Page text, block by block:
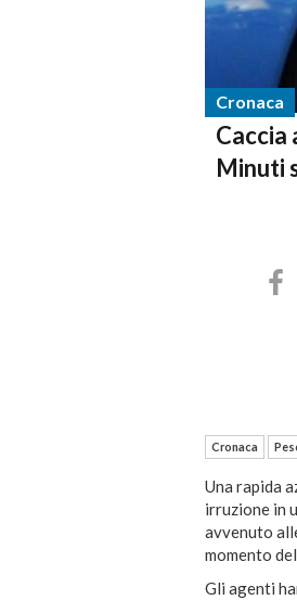
Cronaca
Caccia
Minuti
Cronaca
Una rapida
irruzione in
avvenuto
momento
Gli agenti